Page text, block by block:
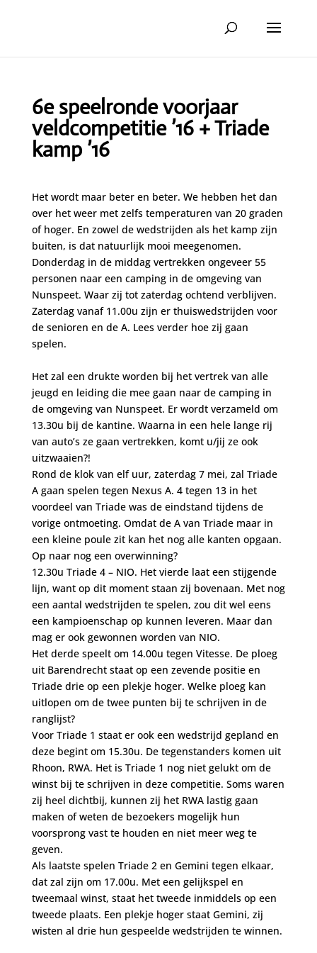
6e speelronde voorjaar
veldcompetitie ’16 + Triade
kamp ’16
Het wordt maar beter en beter. We hebben het dan
over het weer met zelfs temperaturen van 20 graden
of hoger. En zowel de wedstrijden als het kamp zijn
buiten, is dat natuurlijk mooi meegenomen.
Donderdag in de middag vertrekken ongeveer 55
personen naar een camping in de omgeving van
Nunspeet. Waar zij tot zaterdag ochtend verblijven.
Zaterdag vanaf 11.00u zijn er thuiswedstrijden voor
de senioren en de A. Lees verder hoe zij gaan
spelen.
Het zal een drukte worden bij het vertrek van alle
jeugd en leiding die mee gaan naar de camping in
de omgeving van Nunspeet. Er wordt verzameld om
13.30u bij de kantine. Waarna in een hele lange rij
van auto’s ze gaan vertrekken, komt u/jij ze ook
uitzwaaien?!
Rond de klok van elf uur, zaterdag 7 mei, zal Triade
A gaan spelen tegen Nexus A. 4 tegen 13 in het
voordeel van Triade was de eindstand tijdens de
vorige ontmoeting. Omdat de A van Triade maar in
een kleine poule zit kan het nog alle kanten opgaan.
Op naar nog een overwinning?
12.30u Triade 4 – NIO. Het vierde laat een stijgende
lijn, want op dit moment staan zij bovenaan. Met nog
een aantal wedstrijden te spelen, zou dit wel eens
een kampioenschap op kunnen leveren. Maar dan
mag er ook gewonnen worden van NIO.
Het derde speelt om 14.00u tegen Vitesse. De ploeg
uit Barendrecht staat op een zevende positie en
Triade drie op een plekje hoger. Welke ploeg kan
uitlopen om de twee punten bij te schrijven in de
ranglijst?
Voor Triade 1 staat er ook een wedstrijd gepland en
deze begint om 15.30u. De tegenstanders komen uit
Rhoon, RWA. Het is Triade 1 nog niet gelukt om de
winst bij te schrijven in deze competitie. Soms waren
zij heel dichtbij, kunnen zij het RWA lastig gaan
maken of weten de bezoekers mogelijk hun
voorsprong vast te houden en niet meer weg te
geven.
Als laatste spelen Triade 2 en Gemini tegen elkaar,
dat zal zijn om 17.00u. Met een gelijkspel en
tweemaal winst, staat het tweede inmiddels op een
tweede plaats. Een plekje hoger staat Gemini, zij
wisten al drie hun gespeelde wedstrijden te winnen.